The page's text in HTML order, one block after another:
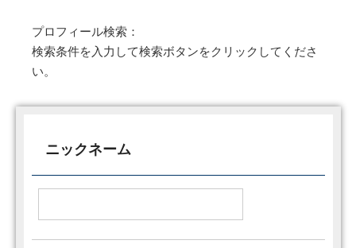
プロフィール検索：
検索条件を入力して検索ボタンをクリックしてくださ
い。
ニックネーム